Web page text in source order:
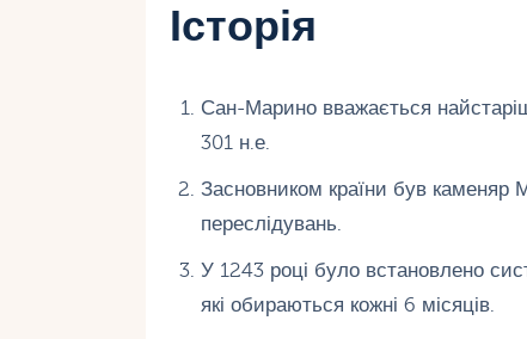
Історія
Сан-Марино вважається
301 н.е.
Засновником країни був каменяр
переслідувань.
У 1243 році було встановлено
які обираються кожні 6 місяців.